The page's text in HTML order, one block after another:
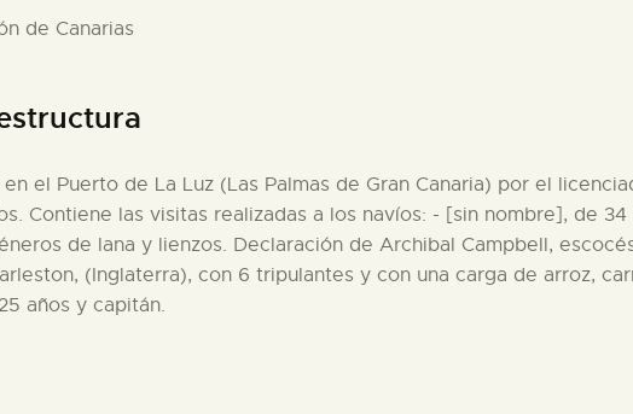
de Canarias
en el Puerto de La Luz (Las Palmas de Gran Canaria) por el
Contiene las visitas realizadas a los navíos: - [sin nombre], de
de lana y lienzos. Declaración de Archibal Campbell,
(Inglaterra), con 6 tripulantes y con una carga de arroz,
años y capitán.